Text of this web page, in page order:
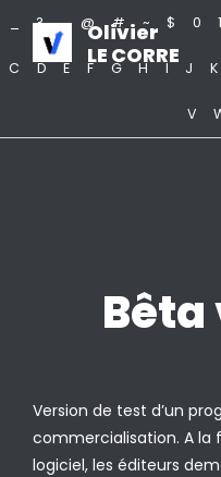
Olivier
LE CORRE
? . @ # ~ $ 0 1
C D E F G H I J K
V
Version de test d’un
commercialisation. A la
logiciel, les éditeurs